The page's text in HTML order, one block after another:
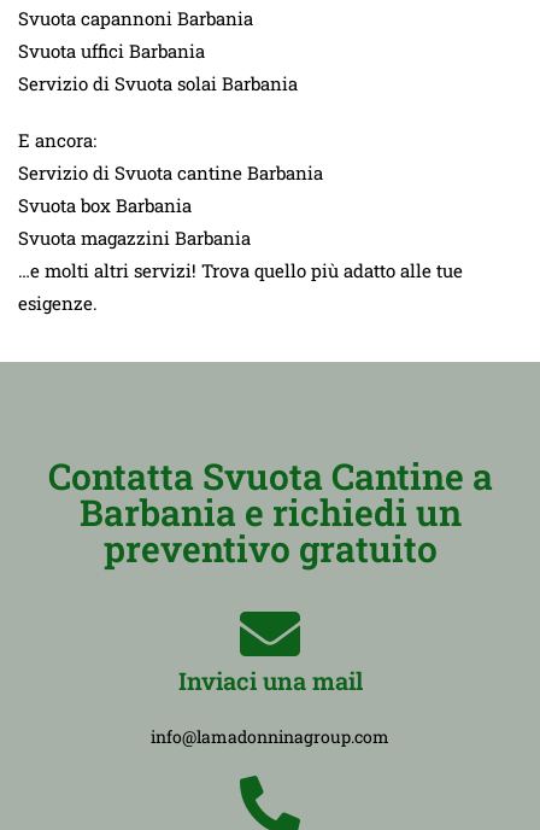
Svuota capannoni Barbania
Svuota uffici Barbania
Servizio di Svuota solai Barbania
E ancora:
Servizio di Svuota cantine Barbania
Svuota box Barbania
Svuota magazzini Barbania
…e molti altri servizi! Trova quello più adatto alle tue
esigenze.
Contatta Svuota Cantine a
Barbania e richiedi un
preventivo gratuito
Inviaci una mail
info@lamadonninagroup.com